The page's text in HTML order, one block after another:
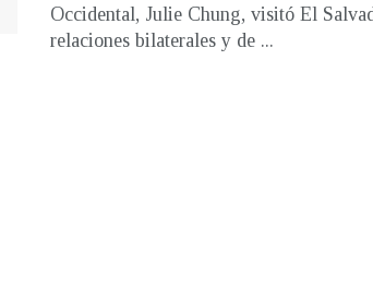
Occidental, Julie Chung, visitó El
relaciones bilaterales y de ...